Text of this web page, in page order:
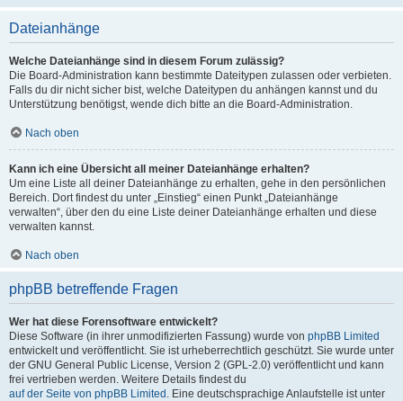
Dateianhänge
Welche Dateianhänge sind in diesem Forum zulässig?
Die Board-Administration kann bestimmte Dateitypen zulassen oder verbieten.
Falls du dir nicht sicher bist, welche Dateitypen du anhängen kannst und du
Unterstützung benötigst, wende dich bitte an die Board-Administration.
Nach oben
Kann ich eine Übersicht all meiner Dateianhänge erhalten?
Um eine Liste all deiner Dateianhänge zu erhalten, gehe in den persönlichen
Bereich. Dort findest du unter „Einstieg“ einen Punkt „Dateianhänge
verwalten“, über den du eine Liste deiner Dateianhänge erhalten und diese
verwalten kannst.
Nach oben
phpBB betreffende Fragen
Wer hat diese Forensoftware entwickelt?
Diese Software (in ihrer unmodifizierten Fassung) wurde von phpBB Limited
entwickelt und veröffentlicht. Sie ist urheberrechtlich geschützt. Sie wurde unter
der GNU General Public License, Version 2 (GPL-2.0) veröffentlicht und kann
frei vertrieben werden. Weitere Details findest du
auf der Seite von phpBB Limited . Eine deutschsprachige Anlaufstelle ist unter